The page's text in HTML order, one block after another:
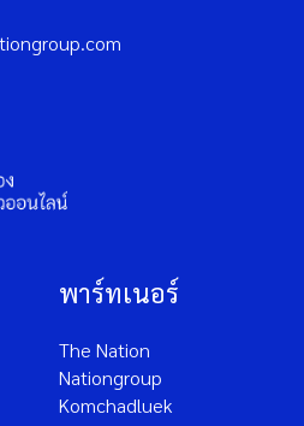
พาร์ทเนอร์
The Nation
Nationgroup
Komchadluek